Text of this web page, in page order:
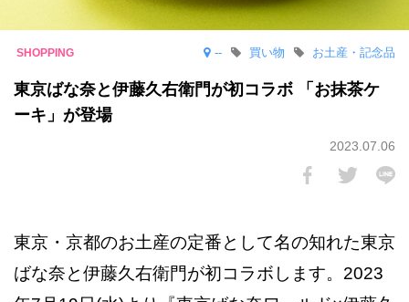
-- お土産・記念品
買い物
東京ばな奈と伊藤久右衛門が初コラボ 「お抹茶ケ
ーキ」が登場
2023.07.06
東京・京都のお土産の定番として名の知れた東京
ばな奈と伊藤久右衛門が初コラボします。2023